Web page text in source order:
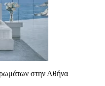
στην Αθήνα